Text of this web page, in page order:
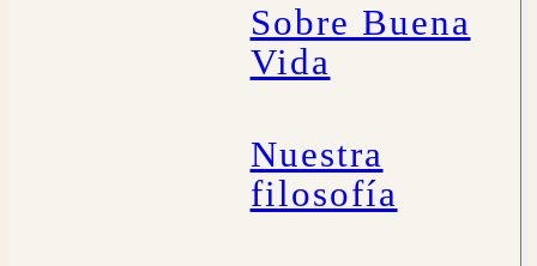
Sobre Buena
Vida
Nuestra
filosofía